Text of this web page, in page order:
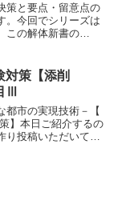
策と要点・留意点の
。今回でシリーズは
この解体新書の
すれば、素早く一
ことができます。
対策【添削
Ⅲ
都市の実現技術－【
】本日ご紹介するの
投稿いただいてい